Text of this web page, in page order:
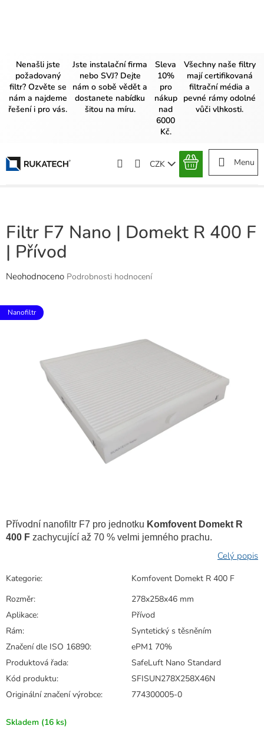
Nenašli jste
požadovaný
filtr? Ozvěte se
nám a najdeme
řešení i pro vás.
Jste instalační firma
nebo SVJ? Dejte
nám o sobě vědět a
dostanete nabídku
šitou na míru.
Sleva
10%
pro
nákup
nad
6000
Kč.
Všechny naše filtry
mají certifikovaná
filtrační média a
pevné rámy odolné
vůči vlhkosti.
CZK
NÁKUPNÍ
Filtr F7 Nano | Domekt R 400 F
| Přívod
Průměrné
je
0,0
Neohodnoceno Podrobnosti hodnocení
Nanofiltr
Skladem (16 ks)
Přívodní nanofiltr F7 pro jednotku Komfovent Domekt R
400 F zachycující až 70 % velmi jemného prachu.
Kategorie:
Komfovent Domekt R 400 F
Rozměr:
278x258x46 mm
Aplikace:
Přívod
Rám:
Syntetický s těsněním
Značení dle ISO 16890:
ePM1 70%
Produktová řada:
SafeLuft Nano Standard
Kód produktu:
SFISUN278X258X46N
Originální značení výrobce: 774300005-0